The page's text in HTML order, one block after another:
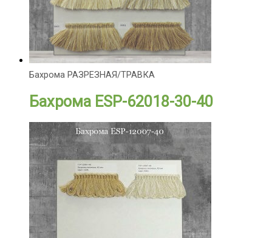
Бахрома РАЗРЕЗНАЯ/ТРАВКА
Бахрома ESP-62018-30-40